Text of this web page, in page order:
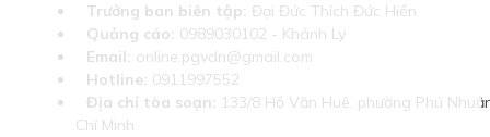
Trưởng ban biên tập: Đại Đức Thích Đức Hiển
Quảng cáo: 0989030102 - Khánh Ly
Email: online.pgvdn@gmail.com
Hotline: 0911997552
Địa chỉ tòa soạn: 133/8 Hồ Văn Huê, phường Phú
Chí Minh